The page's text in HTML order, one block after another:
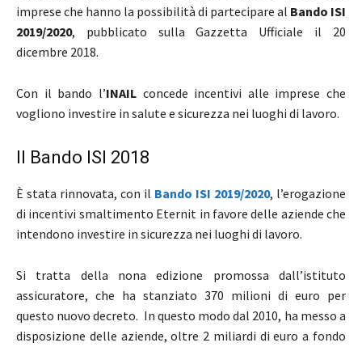
imprese che hanno la possibilità di partecipare al Bando ISI
2019/2020, pubblicato sulla Gazzetta Ufficiale il 20
dicembre 2018.
Con il bando l’INAILconcede incentivi alle imprese che
vogliono investire in salute e sicurezza nei luoghi di lavoro.
Il Bando ISI 2018
È stata rinnovata, con il Bando ISI 2019/2020, l’erogazione
di incentivi smaltimento Eternit in favore delle aziende che
intendono investire in sicurezza nei luoghi di lavoro.
Si tratta della nona edizione promossa dall’istituto
assicuratore, che ha stanziato 370 milioni di euro per
questo nuovo decreto. In questo modo dal 2010, ha messo a
disposizione delle aziende, oltre 2 miliardi di euro a fondo